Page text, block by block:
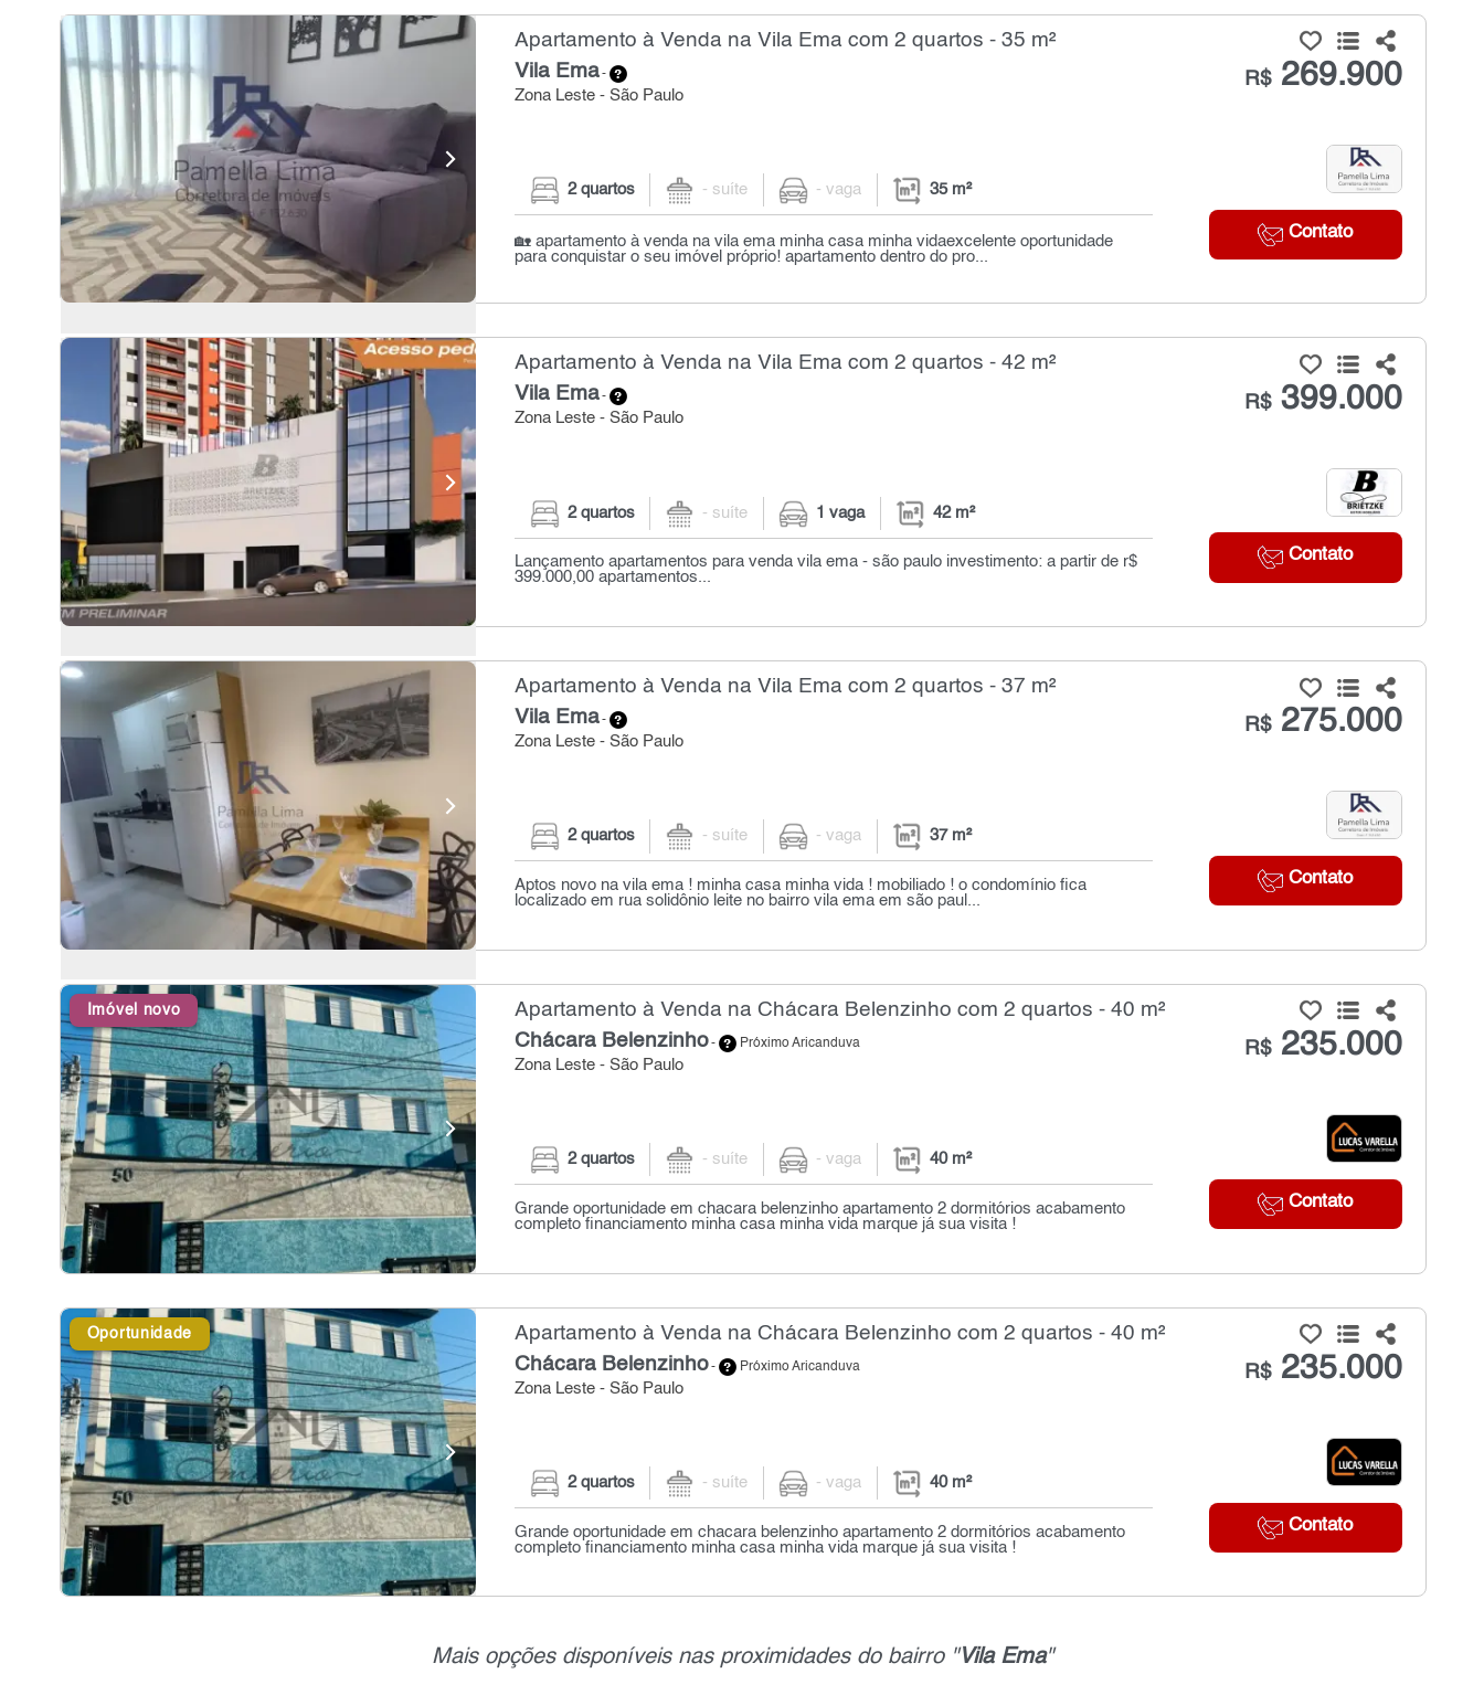
Apartamento à Venda na Vila Ema com 2 quartos - 35 m²
Vila Ema-
Zona Leste - São Paulo
R$269.900
Contato
2 quartos - suíte - vaga 35 m²
🏡 apartamento à venda na vila ema minha casa minha vidaexcelente oportunidade
para conquistar o seu imóvel próprio! apartamento dentro do pro...
Apartamento à Venda na Vila Ema com 2 quartos - 42 m²
Vila Ema-
Zona Leste - São Paulo
R$399.000
Contato
2 quartos - suíte 1 vaga 42 m²
Lançamento apartamentos para venda vila ema - são paulo investimento: a partir de r$
399.000,00 apartamentos...
Apartamento à Venda na Vila Ema com 2 quartos - 37 m²
Vila Ema-
Zona Leste - São Paulo
R$275.000
Contato
2 quartos - suíte - vaga 37 m²
Aptos novo na vila ema ! minha casa minha vida ! mobiliado ! o condomínio fica
localizado em rua solidônio leite no bairro vila ema em são paul...
Imóvel novo Apartamento à Venda na Chácara Belenzinho com 2 quartos - 40 m²
Chácara Belenzinho- Próximo Aricanduva
Zona Leste - São Paulo
R$235.000
Contato
2 quartos - suíte - vaga 40 m²
Grande oportunidade em chacara belenzinho apartamento 2 dormitórios acabamento
completo financiamento minha casa minha vida marque já sua visita !
Oportunidade Apartamento à Venda na Chácara Belenzinho com 2 quartos - 40 m²
Chácara Belenzinho- Próximo Aricanduva
Zona Leste - São Paulo
R$235.000
Contato
2 quartos - suíte - vaga 40 m²
Grande oportunidade em chacara belenzinho apartamento 2 dormitórios acabamento
completo financiamento minha casa minha vida marque já sua visita !
Mais opções disponíveis nas proximidades do bairro "Vila Ema"